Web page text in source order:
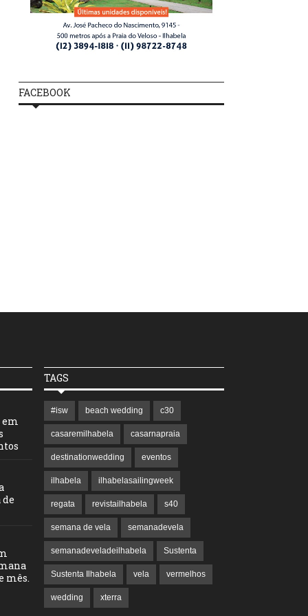
FACEBOOK
em
mês.
TAGS
#isw beach wedding c30
casaremilhabela casarnapraia
destinationwedding eventos
ilhabela ilhabelasailingweek
regata revistailhabela s40
semana de vela semanadevela
semanadeveladeilhabela Sustenta
Sustenta Ilhabela vela vermelhos
wedding xterra